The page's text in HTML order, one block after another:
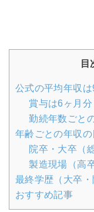
目
公式の平均年収は
賞与は6ヶ月分
勤続年数ごと
年齢ごとの年収の
院卒・大卒（
製造現場（高卒
最終学歴（大卒
おすすめ記事